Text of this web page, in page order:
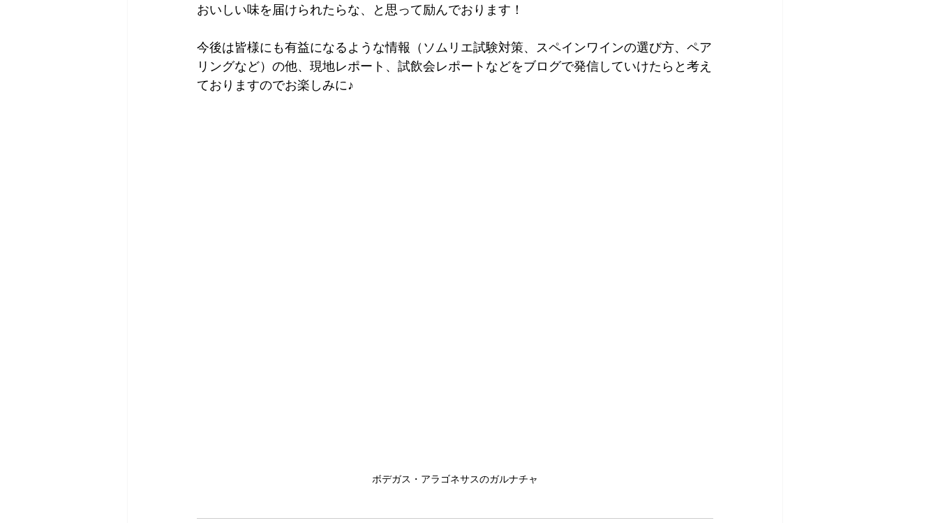
おいしい味を届けられたらな、と思って励んでおります！
今後は皆様にも有益になるような情報（ソムリエ試験対策、スペインワインの選び方、ペア
リングなど）の他、現地レポート、試飲会レポートなどをブログで発信していけたらと考え
ておりますのでお楽しみに♪
ボデガス・アラゴネサスのガルナチャ